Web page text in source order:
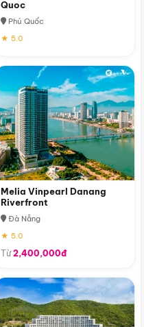
Quoc
Phú Quốc
★ 5.0
Melia Vinpearl Danang
Riverfront
Đà Nẵng
★ 5.0
Từ2,400,000đ